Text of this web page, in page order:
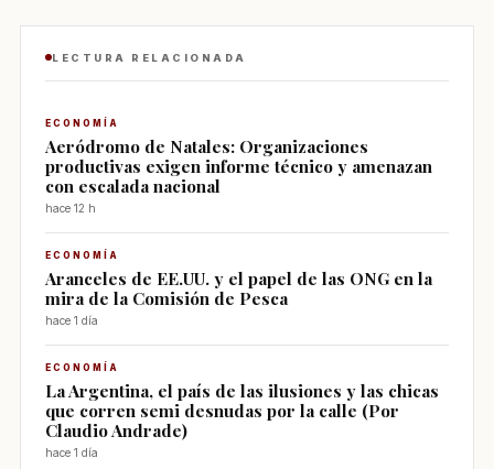
LECTURA RELACIONADA
ECONOMÍA
Aeródromo de Natales: Organizaciones
productivas exigen informe técnico y amenazan
con escalada nacional
hace 12 h
ECONOMÍA
Aranceles de EE.UU. y el papel de las ONG en la
mira de la Comisión de Pesca
hace 1 día
ECONOMÍA
La Argentina, el país de las ilusiones y las chicas
que corren semi desnudas por la calle (Por
Claudio Andrade)
hace 1 día